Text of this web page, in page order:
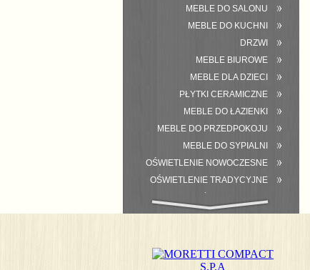
MEBLE DO SALONU
MEBLE DO KUCHNI
DRZWI
MEBLE BIUROWE
MEBLE DLA DZIECI
PŁYTKI CERAMICZNE
MEBLE DO ŁAZIENKI
MEBLE DO PRZEDPOKOJU
MEBLE DO SYPIALNI
OŚWIETLENIE NOWOCZESNE
OŚWIETLENIE TRADYCYJNE